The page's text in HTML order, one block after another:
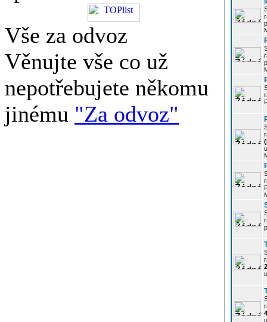
Vše za odvoz
Věnujte vše co už
nepotřebujete někomu
jinému "Za odvoz"